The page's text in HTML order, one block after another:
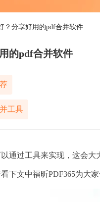
？分享好用的pdf合并软件
的pdf合并软件
工具
过工具来实现，这会大
下文中福昕PDF365为大家